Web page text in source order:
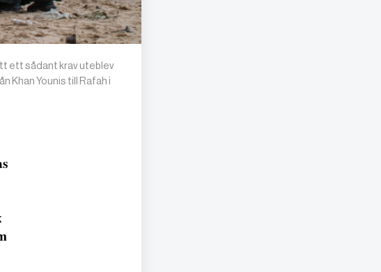
ett sådant krav uteblev
Khan Younis till Rafah i